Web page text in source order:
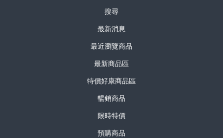
搜尋
最新消息
最近瀏覽商品
最新商品區
特價好康商品區
暢銷商品
限時特價
預購商品